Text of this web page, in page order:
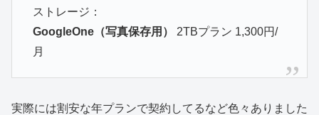
ストレージ：
GoogleOne（写真保存用）
2TBプラン 1,300円/
月
実際には割安な年プランで契約してるなど色々ありました